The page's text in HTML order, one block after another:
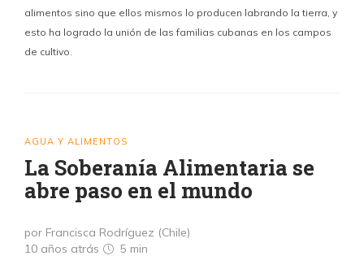
alimentos sino que ellos mismos lo producen labrando la tierra, y
esto ha logrado la unión de las familias cubanas en los campos
de cultivo.
AGUA Y ALIMENTOS
La Soberanía Alimentaria se
abre paso en el mundo
por Francisca Rodríguez (Chile)
10 años atrás
5 min